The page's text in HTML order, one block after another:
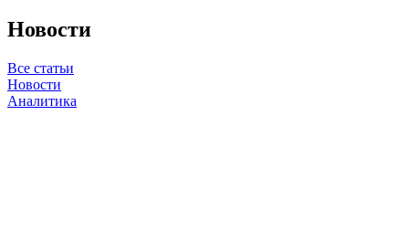
Новости
Все статьи
Новости
Аналитика